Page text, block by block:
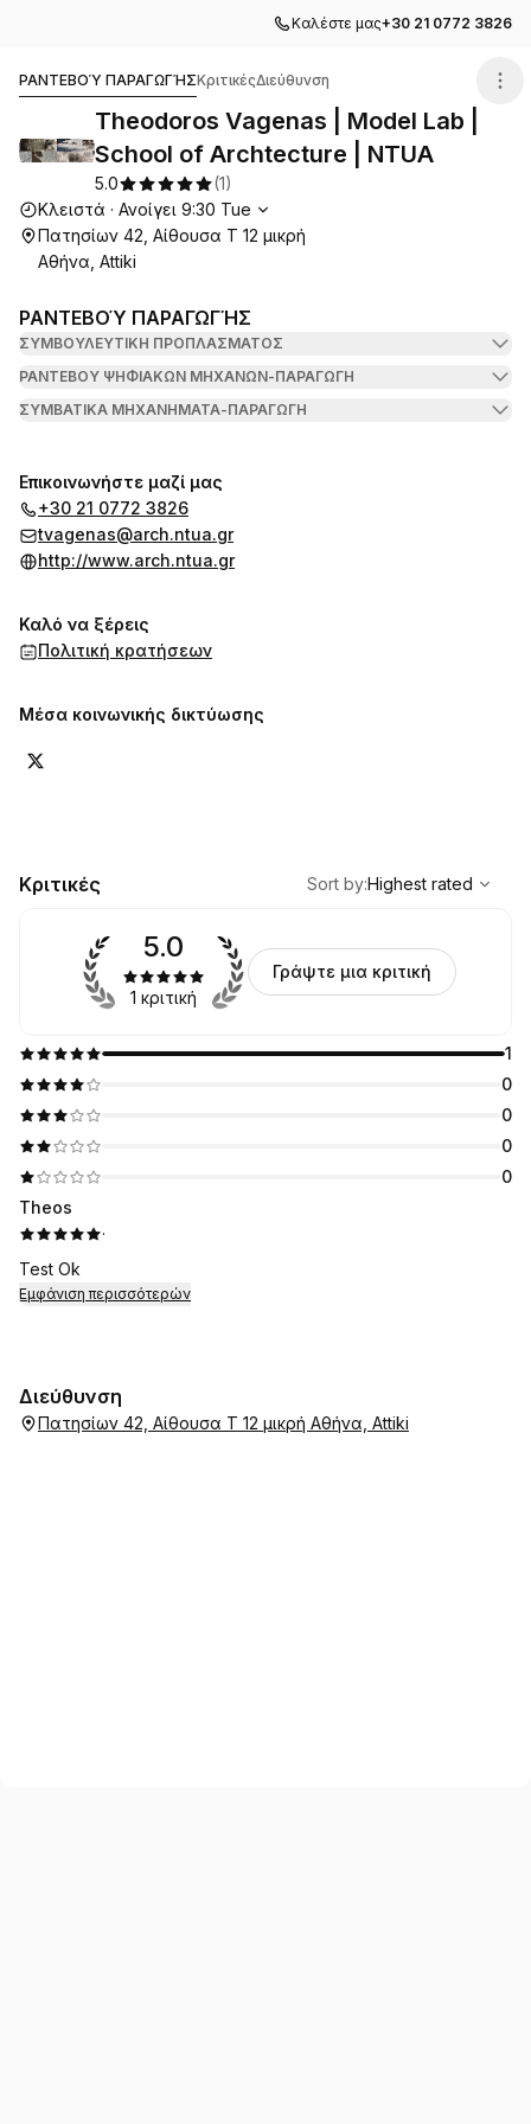
Καλέστε μας+30 21 0772 3826
ΡΑΝΤΕΒΟΎ ΠΑΡΑΓΩΓΉΣΚριτικέςΔιεύθυνση
Theodoros Vagenas | Model Lab |
School of Archtecture | NTUA
5.0 (1)
Ώρες λειτουργίας
Κλειστά · Ανοίγει 9:30 Tue
Πατησίων 42, Αίθουσα Τ 12 μικρή
Αθήνα, Attiki
ΡΑΝΤΕΒΟΎ ΠΑΡΑΓΩΓΉΣ
ΣΥΜΒΟΥΛΕΥΤΙΚΉ ΠΡΟΠΛΆΣΜΑΤΟΣ
ΡΑΝΤΕΒΟΎ ΨΗΦΙΑΚΏΝ ΜΗΧΑΝΏΝ-ΠΑΡΑΓΩΓΉ
ΣΥΜΒΑΤΙΚΆ ΜΗΧΑΝΉΜΑΤΑ-ΠΑΡΑΓΩΓΉ
Επικοινωνήστε μαζί μας
+30 21 0772 3826
tvagenas@arch.ntua.gr
http://www.arch.ntua.gr
Καλό να ξέρεις
Πολιτική κρατήσεων
Μέσα κοινωνικής δικτύωσης
Κριτικές
Highest rated
Sort by:Highest rated
1
0
0
0
0
5.0
1 κριτική
Γράψτε μια κριτική
Theos
·
Test Ok
Εμφάνιση περισσότερών
Διεύθυνση
Πατησίων 42, Αίθουσα Τ 12 μικρή Αθήνα, Attiki